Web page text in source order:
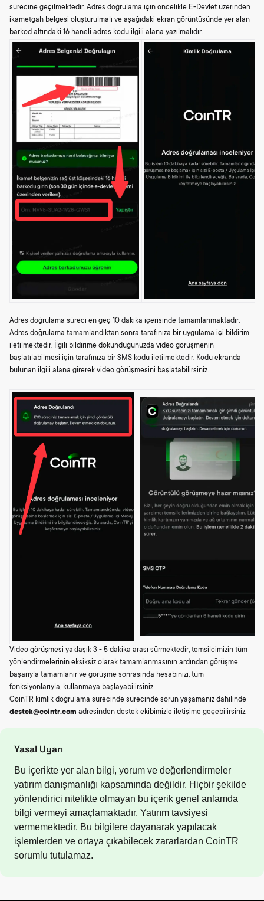
sürecine geçilmektedir. Adres doğrulama için öncelikle E-Devlet üzerinden
ikametgah belgesi oluşturulmalı ve aşağıdaki ekran görüntüsünde yer alan
barkod altındaki 16 haneli adres kodu ilgili alana yazılmalıdır.
Adres doğrulama süreci en geç 10 dakika içerisinde tamamlanmaktadır.
Adres doğrulama tamamlandıktan sonra tarafınıza bir uygulama içi bildirim
iletilmektedir. İlgili bildirime dokunduğunuzda video görüşmenin
başlatılabilmesi için tarafınıza bir SMS kodu iletilmektedir. Kodu ekranda
bulunan ilgili alana girerek video görüşmesini başlatabilirsiniz.
Video görüşmesi yaklaşık 3 - 5 dakika arası sürmektedir, temsilcimizin tüm
yönlendirmelerinin eksiksiz olarak tamamlanmasının ardından görüşme
başarıyla tamamlanır ve görüşme sonrasında hesabınızı, tüm
fonksiyonlarıyla, kullanmaya başlayabilirsiniz.
CoinTR kimlik doğrulama sürecinde sürecinde sorun yaşamanız dahilinde
destek@cointr.com adresinden destek ekibimizle iletişime geçebilirsiniz.
Yasal Uyarı
Bu içerikte yer alan bilgi, yorum ve değerlendirmeler
yatırım danışmanlığı kapsamında değildir. Hiçbir şekilde
yönlendirici nitelikte olmayan bu içerik genel anlamda
bilgi vermeyi amaçlamaktadır. Yatırım tavsiyesi
vermemektedir. Bu bilgilere dayanarak yapılacak
işlemlerden ve ortaya çıkabilecek zararlardan CoinTR
sorumlu tutulamaz.